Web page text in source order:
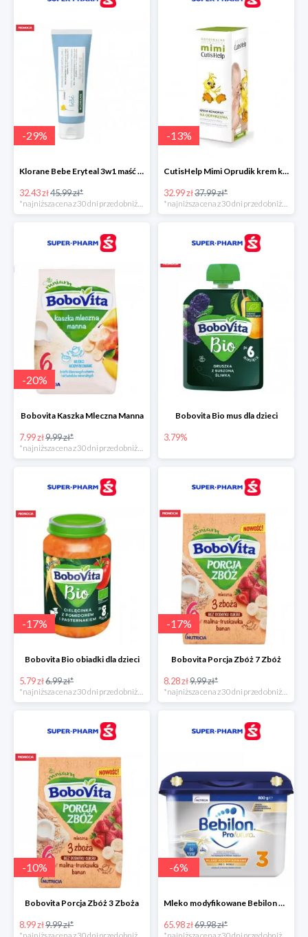
-29%
Klorane Bebe Eryteal 3w1 maść do przewijania dla dzieci
32.43 zł45.99 zł*
*najniższa cena z 30 dni przed obniżką
-13%
CutisHelp Mimi Oprudik krem konopny
32.99 zł37.99 zł*
*najniższa cena z 30 dni przed obniżką
-20%
Bobovita Kaszka Mleczna Manna
7.99 zł9.99 zł*
Bobovita Bio mus dla dzieci
3.79%
-17%
Bobovita Bio obiadki dla dzieci
5.79 zł6.99 zł*
-17%
Bobovita Porcja Zbóż 7 Zbóż
8.28 zł9.99 zł*
-10%
Bobovita Porcja Zbóż 3 Zboża
8.99 zł9.99 zł*
-6%
Mleko modyfikowane Bebilon Profutura 2, 3, 4 w promocyjnej cenie
65.98 zł69.98 zł*